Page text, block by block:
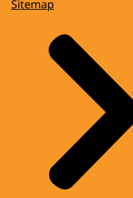
Sitemap